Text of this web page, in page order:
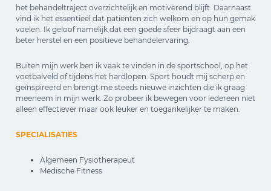
het behandeltraject overzichtelijk en motiverend blijft. Daarnaast
vind ik het essentieel dat patiënten zich welkom en op hun gemak
voelen. Ik geloof namelijk dat een goede sfeer bijdraagt aan een
beter herstel en een positieve behandelervaring.
Buiten mijn werk ben ik vaak te vinden in de sportschool, op het
voetbalveld of tijdens het hardlopen. Sport houdt mij scherp en
geïnspireerd en brengt me steeds nieuwe inzichten die ik graag
meeneem in mijn werk. Zo probeer ik bewegen voor iedereen niet
alleen effectiever maar ook leuker en toegankelijker te maken.
SPECIALISATIES
Algemeen Fysiotherapeut
Medische Fitness